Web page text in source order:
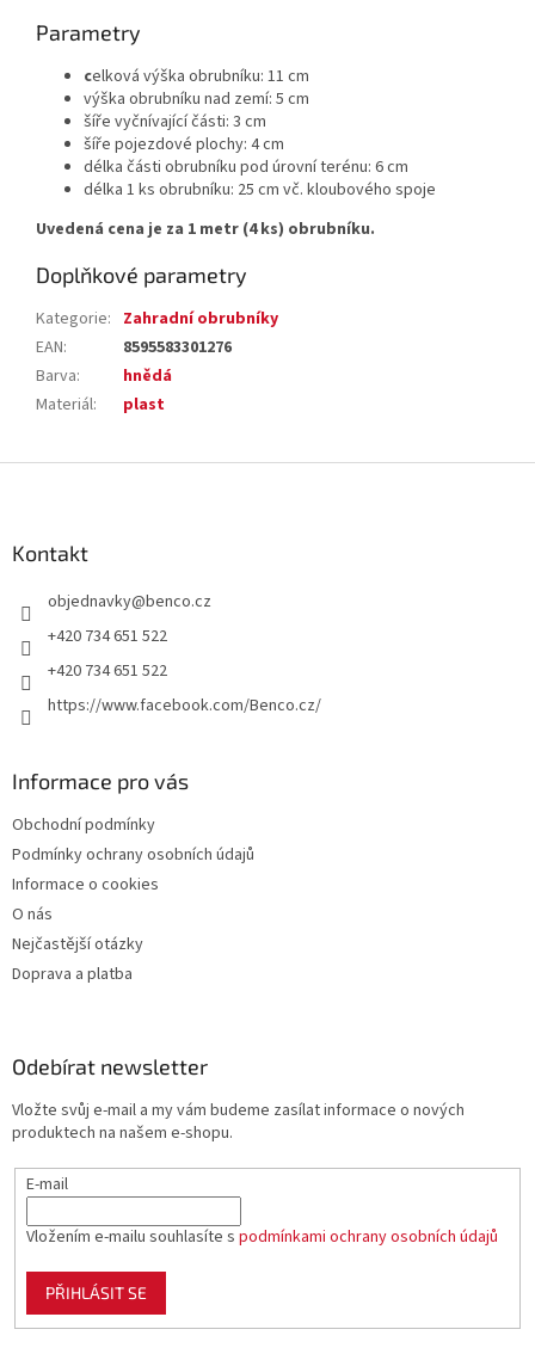
Parametry
celková výška obrubníku: 11 cm
výška obrubníku nad zemí: 5 cm
šíře vyčnívající části: 3 cm
šíře pojezdové plochy: 4 cm
délka části obrubníku pod úrovní terénu: 6 cm
délka 1 ks obrubníku: 25 cm vč. kloubového spoje
Uvedená cena je za 1 metr (4 ks) obrubníku.
Doplňkové parametry
Kategorie: Zahradní obrubníky
EAN:
8595583301276
Barva:
hnědá
Materiál: plast
Kontakt
objednavky@benco.cz
+420 734 651 522
+420 734 651 522
https://www.facebook.com/Benco.cz/
Informace pro vás
Obchodní podmínky
Podmínky ochrany osobních údajů
Informace o cookies
O nás
Nejčastější otázky
Doprava a platba
Odebírat newsletter
Vložte svůj e-mail a my vám budeme zasílat informace o nových
produktech na našem e-shopu.
E-mail
Vložením e-mailu souhlasíte s podmínkami ochrany osobních údajů
PŘIHLÁSIT SE